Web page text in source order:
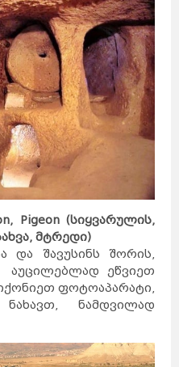
Pigeon(სიყვარულის,
მტრედი)
და შავუსინს შორის,
აუცილებლად ეწვიეთ
ფოტოაპარატი,
ნამდვილად